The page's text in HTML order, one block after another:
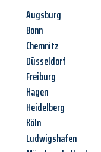
Augsburg
Bonn
Chemnitz
Düsseldorf
Freiburg
Hagen
Heidelberg
Köln
Ludwigshafen